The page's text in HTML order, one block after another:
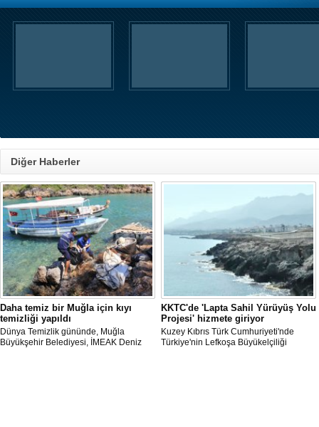
Diğer Haberler
Daha temiz bir Muğla için kıyı
temizliği yapıldı
Dünya Temizlik gününde, Muğla
Büyükşehir Belediyesi, İMEAK Deniz
KKTC'de 'Lapta Sahil Yürüyüş Yolu
Projesi' hizmete giriyor
Kuzey Kıbrıs Türk Cumhuriyeti'nde
Türkiye'nin Lefkoşa Büyükelçiliği